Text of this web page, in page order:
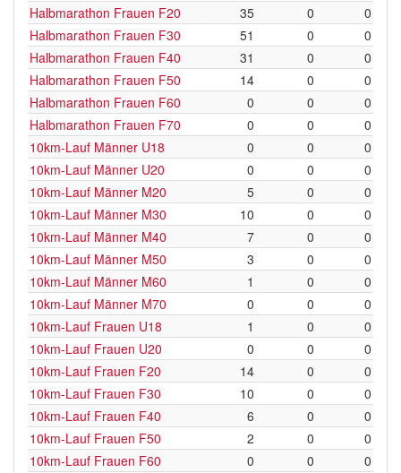
Halbmarathon Frauen F20
35 0
0
Halbmarathon Frauen F30
51 0
0
Halbmarathon Frauen F40
31 0
0
Halbmarathon Frauen F50
14 0
0
Halbmarathon Frauen F60
0 0
0
Halbmarathon Frauen F70
0 0
0
10km-Lauf Männer U18
0 0
0
10km-Lauf Männer U20
0 0
0
10km-Lauf Männer M20
5 0
0
10km-Lauf Männer M30
10 0
0
10km-Lauf Männer M40
7 0
0
10km-Lauf Männer M50
3 0
0
10km-Lauf Männer M60
1 0
0
10km-Lauf Männer M70
0 0
0
10km-Lauf Frauen U18
1 0
0
10km-Lauf Frauen U20
0 0
0
10km-Lauf Frauen F20
14 0
0
10km-Lauf Frauen F30
10 0
0
10km-Lauf Frauen F40
6 0
0
10km-Lauf Frauen F50
2 0
0
10km-Lauf Frauen F60
0 0
0